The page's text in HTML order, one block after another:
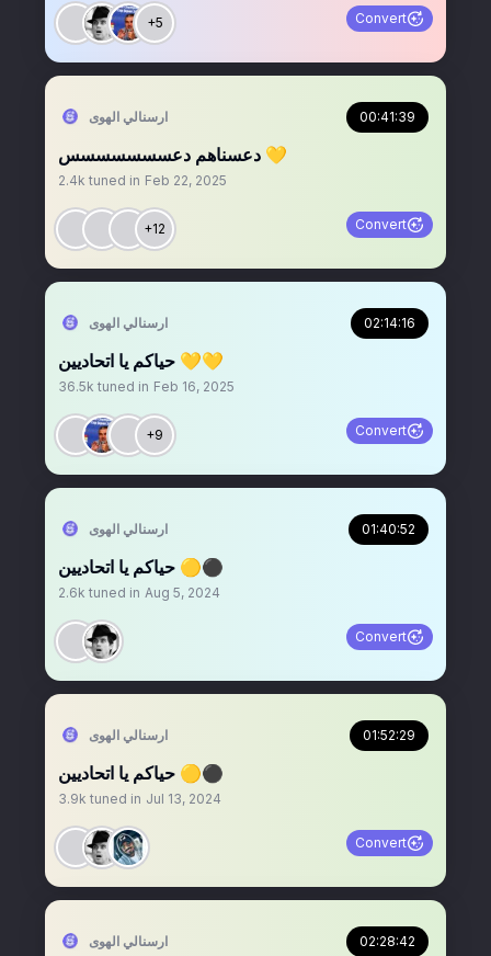
+5 Convert
‏ارسنالي الهوى 00:41:39
دعسناهم دعسسسسسسس 💛
2.4k tuned in Feb 22, 2025
+12 Convert
‏ارسنالي الهوى 02:14:16
حياكم يا اتحاديين 💛💛
36.5k tuned in Feb 16, 2025
+9 Convert
‏ارسنالي الهوى 01:40:52
حياكم يا اتحاديين 🟡⚫️
2.6k tuned in Aug 5, 2024
Convert
‏ارسنالي الهوى 01:52:29
حياكم يا اتحاديين 🟡⚫️
3.9k tuned in Jul 13, 2024
Convert
‏ارسنالي الهوى 02:28:42